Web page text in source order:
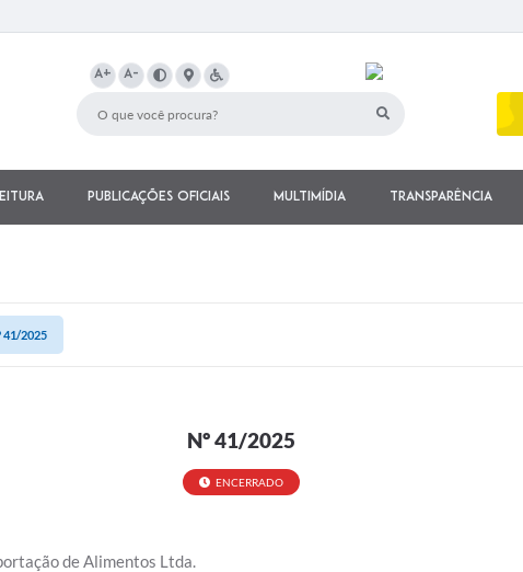
A+ A-
Publicações Oficiais Multimídia Transparência
41/2025
Nº 41/2025
ENCERRADO
de Alimentos Ltda.